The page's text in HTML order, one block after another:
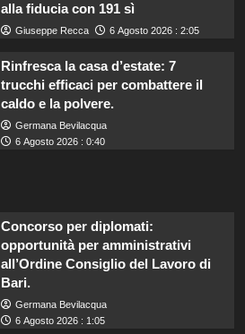
alla fiducia con 191 sì
Giuseppe Recca 6 Agosto 2026 : 2:05
Rinfresca la casa d’estate: 7
trucchi efficaci per combattere il
caldo e la polvere.
Germana Bevilacqua
6 Agosto 2026 : 0:40
Concorso per diplomati:
opportunità per amministrativi
all’Ordine Consiglio del Lavoro di
Bari.
Germana Bevilacqua
6 Agosto 2026 : 1:05